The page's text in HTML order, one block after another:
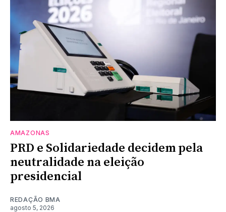
AMAZONAS
PRD e Solidariedade decidem pela
neutralidade na eleição
presidencial
REDAÇÃO BMA
agosto 5, 2026